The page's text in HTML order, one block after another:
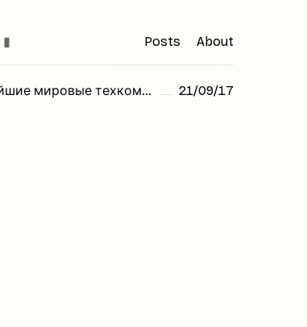
▮ Posts About
Хакеры инфицировали CCleaner для атак на крупнейшие мировые техкомпании 21/09/17